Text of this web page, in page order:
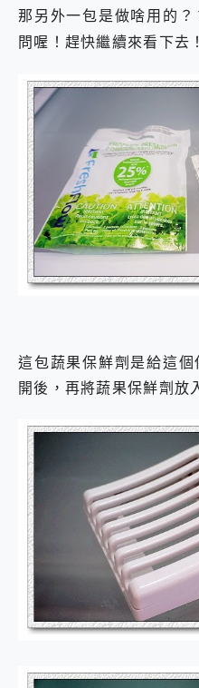
那另外一包是做啥用的？
問喔！趕快繼續來看下去！
這包蔬果保鮮劑是給這
開後，再將蔬果保鮮劑放